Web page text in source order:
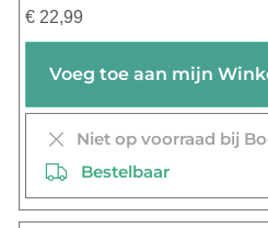
€22,99
Niet op voorraad bij
Bestelbaar